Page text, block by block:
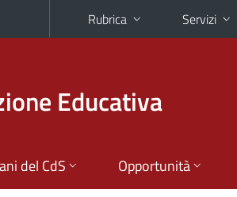
Rubrica Servizi
Educativa
del CdS Opportunità